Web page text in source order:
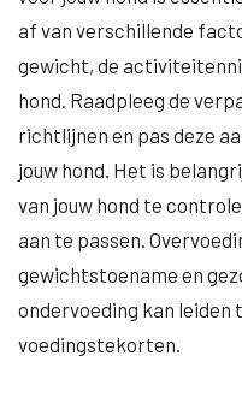
af van verschillende
gewicht, de
hond. Raadpleeg de
richtlijnen en pas deze
jouw hond. Het is
van jouw hond te
aan te passen.
gewichtstoename en
ondervoeding kan leiden
voedingstekorten.